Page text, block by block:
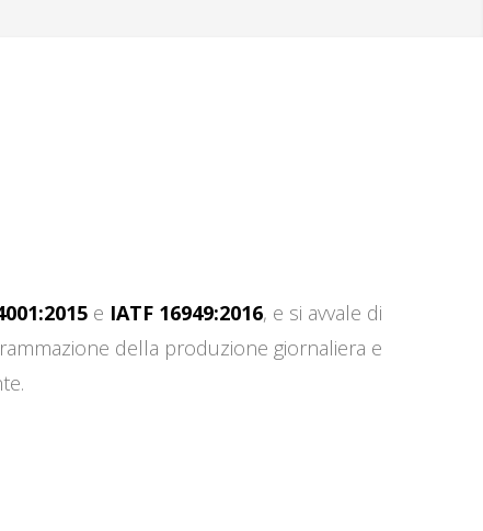
e IATF 16949:2016, e si avvale di
della produzione giornaliera e